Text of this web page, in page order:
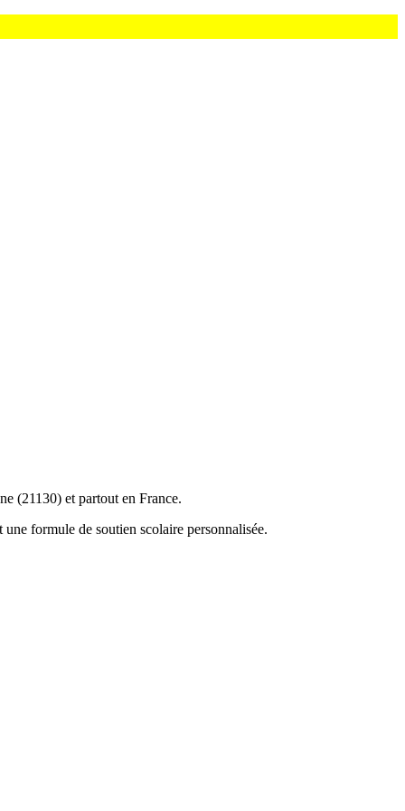
(21130) et partout en France.
formule de soutien scolaire personnalisée.